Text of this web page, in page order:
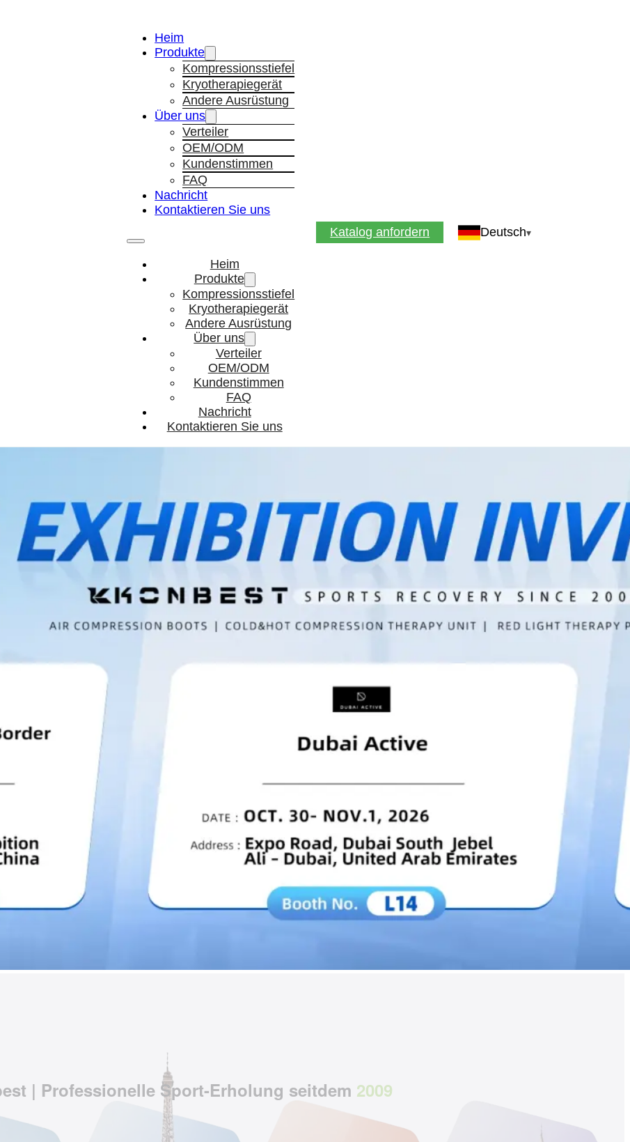
Heim
Produkte
Kompressionsstiefel
Kryotherapiegerät
Andere Ausrüstung
Über uns
Verteiler
OEM/ODM
Kundenstimmen
FAQ
Nachricht
Kontaktieren Sie uns
Heim
Produkte
Kompressionsstiefel
Kryotherapiegerät
Andere Ausrüstung
Über uns
Verteiler
OEM/ODM
Kundenstimmen
FAQ
Nachricht
Kontaktieren Sie uns
Katalog anfordern Deutsch
| Professionelle Sport-Erholung seitdem 2009